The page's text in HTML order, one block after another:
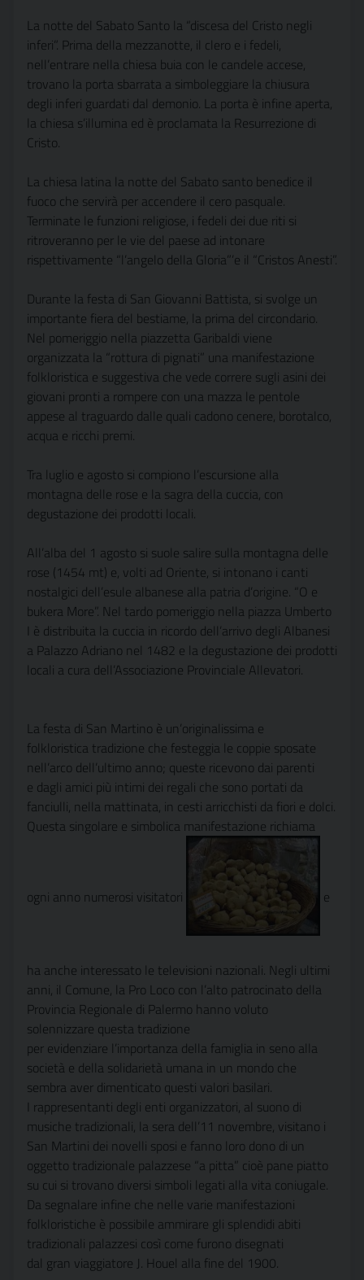
La notte del Sabato Santo la “discesa del Cristo negli
inferi”. Prima della mezzanotte, il clero e i fedeli,
nell’entrare nella chiesa buia con le candele accese,
trovano la porta sbarrata a simboleggiare la chiusura
degli inferi guardati dal demonio. La porta è infine aperta,
la chiesa s’illumina ed è proclamata la Resurrezione di
Cristo.
La chiesa latina la notte del Sabato santo benedice il
fuoco che servirà per accendere il cero pasquale.
Terminate le funzioni religiose, i fedeli dei due riti si
ritroveranno per le vie del paese ad intonare
rispettivamente “l’angelo della Gloria”’e il “Cristos Anesti”.
Durante la festa di San Giovanni Battista, si svolge un
importante fiera del bestiame, la prima del circondario.
Nel pomeriggio nella piazzetta Garibaldi viene
organizzata la “rottura di pignati” una manifestazione
folkloristica e suggestiva che vede correre sugli asini dei
giovani pronti a rompere con una mazza le pentole
appese al traguardo dalle quali cadono cenere, borotalco,
acqua e ricchi premi.
Tra luglio e agosto si compiono l’escursione alla
montagna delle rose e la sagra della cuccia, con
degustazione dei prodotti locali.
All’alba del 1 agosto si suole salire sulla montagna delle
rose (1454 mt) e, volti ad Oriente, si intonano i canti
nostalgici dell’esule albanese alla patria d’origine. “O e
bukera More”. Nel tardo pomeriggio nella piazza Umberto
I è distribuita la cuccia in ricordo dell’arrivo degli Albanesi
a Palazzo Adriano nel 1482 e la degustazione dei prodotti
locali a cura dell’Associazione Provinciale Allevatori.
La festa di San Martino è un’originalissima e
folkloristica tradizione che festeggia le coppie sposate
nell’arco dell’ultimo anno; queste ricevono dai parenti
e dagli amici più intimi dei regali che sono portati da
fanciulli, nella mattinata, in cesti arricchisti da fiori e dolci.
Questa singolare e simbolica manifestazione richiama
ogni anno numerosi visitatori e
ha anche interessato le televisioni nazionali. Negli ultimi
anni, il Comune, la Pro Loco con l’alto patrocinato della
Provincia Regionale di Palermo hanno voluto
solennizzare questa tradizione
per evidenziare l’importanza della famiglia in seno alla
società e della solidarietà umana in un mondo che
sembra aver dimenticato questi valori basilari.
I rappresentanti degli enti organizzatori, al suono di
musiche tradizionali, la sera dell’11 novembre, visitano i
San Martini dei novelli sposi e fanno loro dono di un
oggetto tradizionale palazzese “a pitta” cioè pane piatto
su cui si trovano diversi simboli legati alla vita coniugale.
Da segnalare infine che nelle varie manifestazioni
folkloristiche è possibile ammirare gli splendidi abiti
tradizionali palazzesi così come furono disegnati
dal gran viaggiatore J. Houel alla fine del 1900.